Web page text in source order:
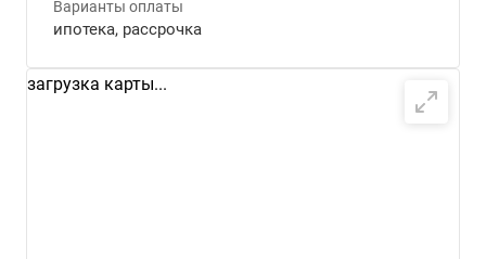
Варианты оплаты
ипотека, рассрочка
загрузка карты...